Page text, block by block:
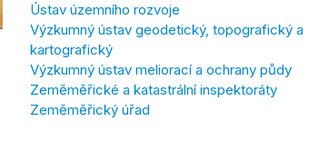
Ústav územního rozvoje
Výzkumný ústav geodetický, topografický a
kartografický
Výzkumný ústav meliorací a ochrany půdy
Zeměměřické a katastrální inspektoráty
Zeměměřický úřad